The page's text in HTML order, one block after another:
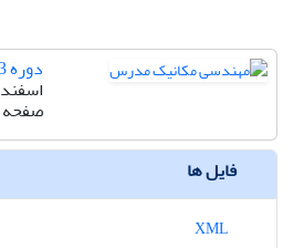
دوره 13، شماره 15
اسفند 1392
صفحه
فایل ها